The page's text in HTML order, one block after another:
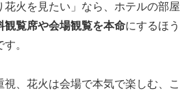
花火を見たい」なら、ホテルの部屋
観覧席や会場観覧を本命にするほう
。
、花火は会場で本気で楽しむ、こ